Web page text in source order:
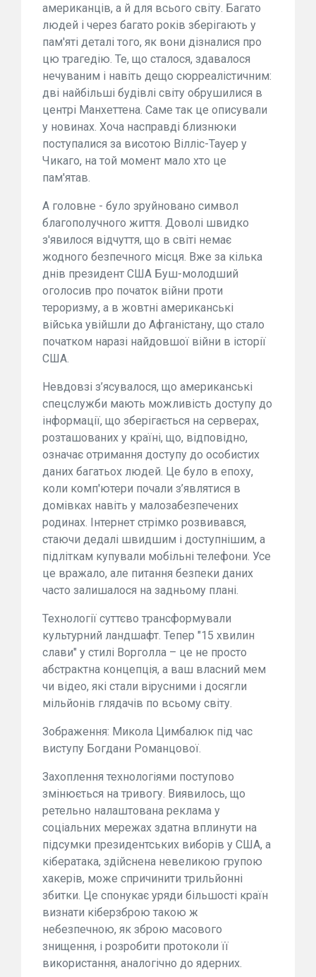
американців, а й для всього світу. Багато
людей і через багато років зберігають у
пам'яті деталі того, як вони дізналися про
цю трагедію. Те, що сталося, здавалося
нечуваним і навіть дещо сюрреалістичним:
дві найбільші будівлі світу обрушилися в
центрі Манхеттена. Саме так це описували
у новинах. Хоча насправді близнюки
поступалися за висотою Вілліс-Тауер у
Чикаго, на той момент мало хто це
пам'ятав.
А головне - було зруйновано символ
благополучного життя. Доволі швидко
з'явилося відчуття, що в світі немає
жодного безпечного місця. Вже за кілька
днів президент США Буш-молодший
оголосив про початок війни проти
тероризму, а в жовтні американські
війська увійшли до Афганістану, що стало
початком наразі найдовшої війни в історії
США.
Невдовзі з’ясувалося, що американські
спецслужби мають можливість доступу до
інформації, що зберігається на серверах,
розташованих у країні, що, відповідно,
означає отримання доступу до особистих
даних багатьох людей. Це було в епоху,
коли комп'ютери почали з’являтися в
домівках навіть у малозабезпечених
родинах. Інтернет стрімко розвивався,
стаючи дедалі швидшим і доступнішим, а
підліткам купували мобільні телефони. Усе
це вражало, але питання безпеки даних
часто залишалося на задньому плані.
Технології суттєво трансформували
культурний ландшафт. Тепер "15 хвилин
слави" у стилі Ворголла – це не просто
абстрактна концепція, а ваш власний мем
чи відео, які стали вірусними і досягли
мільйонів глядачів по всьому світу.
Зображення: Микола Цимбалюк під час
виступу Богдани Романцової.
Захоплення технологіями поступово
змінюється на тривогу. Виявилось, що
ретельно налаштована реклама у
соціальних мережах здатна вплинути на
підсумки президентських виборів у США, а
кібератака, здійснена невеликою групою
хакерів, може спричинити трильйонні
збитки. Це спонукає уряди більшості країн
визнати кіберзброю такою ж
небезпечною, як зброю масового
знищення, і розробити протоколи її
використання, аналогічно до ядерних.